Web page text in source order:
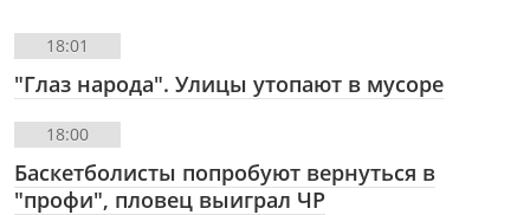
18:01
"Глаз народа". Улицы утопают в мусоре
18:00
Баскетболисты попробуют вернуться в
"профи", пловец выиграл ЧР